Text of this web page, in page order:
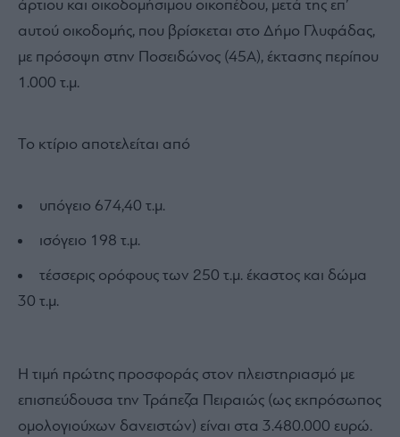
άρτιου και οικοδομήσιμου οικοπέδου, μετά της επ’
αυτού οικοδομής, που βρίσκεται στο Δήμο Γλυφάδας,
με πρόσοψη στην Ποσειδώνος (45Α), έκτασης περίπου
1.000 τ.μ.
Το κτίριο αποτελείται από
υπόγειο 674,40 τ.μ.
ισόγειο 198 τ.μ.
τέσσερις ορόφους των 250 τ.μ. έκαστος και δώμα
30 τ.μ.
Η τιμή πρώτης προσφοράς στον πλειστηριασμό με
επισπεύδουσα την Τράπεζα Πειραιώς (ως εκπρόσωπος
ομολογιούχων δανειστών) είναι στα 3.480.000 ευρώ.